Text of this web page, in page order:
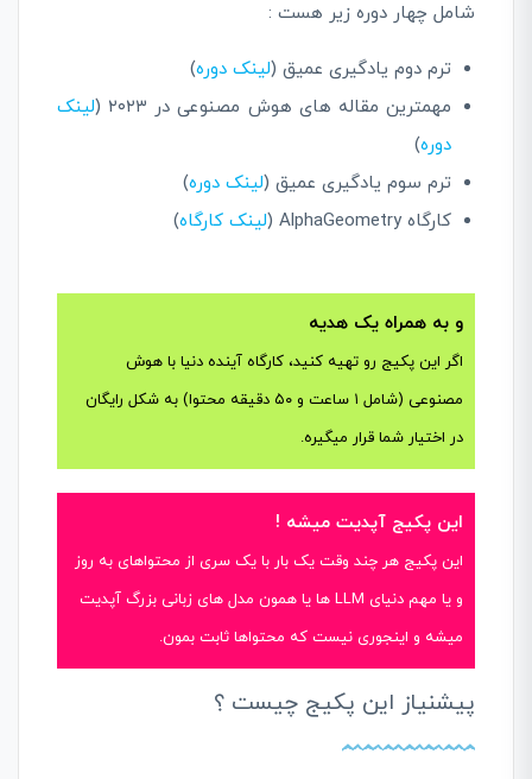
شامل چهار دوره زیر هست :
ترم دوم یادگیری عمیق (لینک دوره)
مهمترین مقاله های هوش مصنوعی در ۲۰۲۳ (
لینک
دوره)
ترم سوم یادگیری عمیق (لینک دوره)
کارگاه AlphaGeometry (
لینک کارگاه)
و به همراه یک هدیه
اگر این پکیج رو تهیه کنید، کارگاه آینده دنیا با هوش
مصنوعی (شامل ۱ ساعت و ۵۰ دقیقه محتوا) به شکل رایگان
در اختیار شما قرار میگیره.
این پکیج آپدیت میشه !
این پکیج هر چند وقت یک بار با یک سری از محتواهای به روز
و یا مهم دنیای LLM ها یا همون مدل های زبانی بزرگ آپدیت
میشه و اینجوری نیست که محتواها ثابت بمون.
پیشنیاز این پکیج چیست ؟